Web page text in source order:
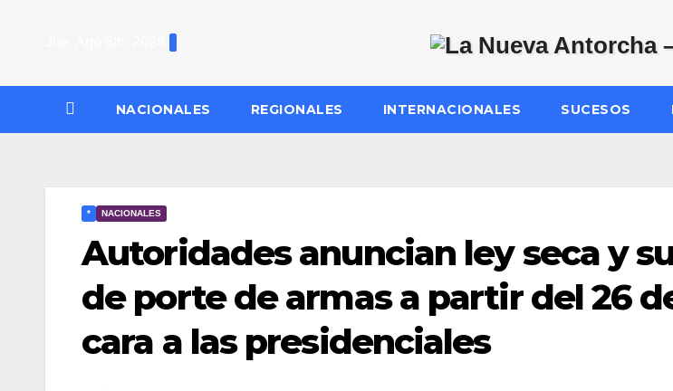
NACIONALES REGIONALES INTERNACIONALES SUCESOS
* NACIONALES
Autoridades anuncian ley seca y
de porte de armas a partir del 26
cara a las presidenciales